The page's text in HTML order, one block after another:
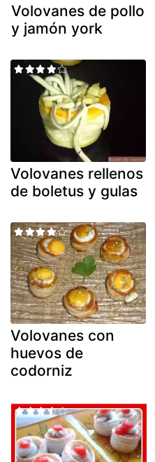
Volovanes de pollo
y jamón york
Volovanes rellenos
de boletus y gulas
Volovanes con
huevos de
codorniz